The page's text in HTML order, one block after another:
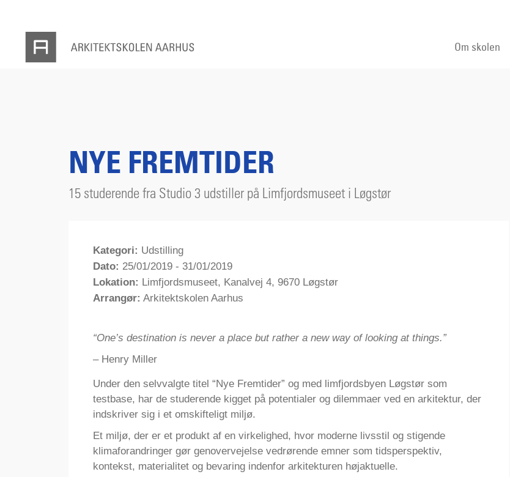
Om skolen
NYE FREMTIDER
15 studerende fra Studio 3 udstiller på Limfjordsmuseet i Løgstør
Kategori: Udstilling
Dato: 25/01/2019 - 31/01/2019
Lokation: Limfjordsmuseet, Kanalvej 4, 9670 Løgstør
Arrangør: Arkitektskolen Aarhus
“One’s destination is never a place but rather a new way of looking at things.”
– Henry Miller
Under den selvvalgte titel “Nye Fremtider” og med limfjordsbyen Løgstør som
testbase, har de studerende kigget på potentialer og dilemmaer ved en arkitektur, der
indskriver sig i et omskifteligt miljø.
Et miljø, der er et produkt af en virkelighed, hvor moderne livsstil og stigende
klimaforandringer gør genovervejelse vedrørende emner som tidsperspektiv,
kontekst, materialitet og bevaring indenfor arkitekturen højaktuelle.